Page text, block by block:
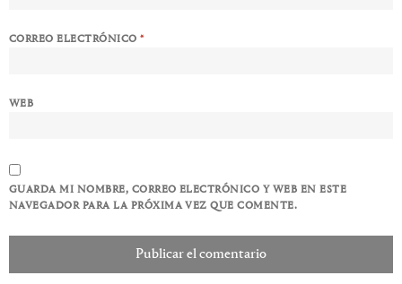
CORREO ELECTRÓNICO*
WEB
GUARDA MI NOMBRE, CORREO ELECTRÓNICO Y WEB EN ESTE
NAVEGADOR PARA LA PRÓXIMA VEZ QUE COMENTE.